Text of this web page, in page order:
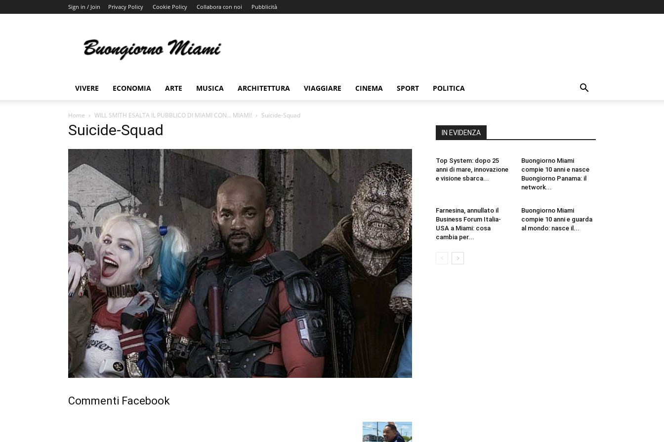
Sign in / Join Privacy Policy Cookie Policy Collabora con noi Pubblicità
Miami
VIVERE ECONOMIA ARTE MUSICA ARCHITETTURA VIAGGIARE CINEMA SPORT POLITICA
Home WILL SMITH ESALTA IL PUBBLICO DI MIAMI CON… MIAMI! Suicide-Squad
Suicide-Squad
Commenti Facebook
IN EVIDENZA
Top System: dopo 25
anni di mare, innovazione
e visione sbarca...
Buongiorno Miami
compie 10 anni e nasce
Buongiorno Panama: il
network...
Farnesina, annullato il
Business Forum Italia-
USA a Miami: cosa
cambia per...
Buongiorno Miami
compie 10 anni e guarda
al mondo: nasce il...